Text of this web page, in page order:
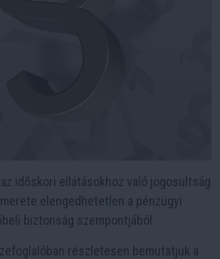
időskori ellátásokhoz való jogosultság
elengedhetetlen a pénzügyi
biztonság szempontjából.
részletesen bemutatjuk a